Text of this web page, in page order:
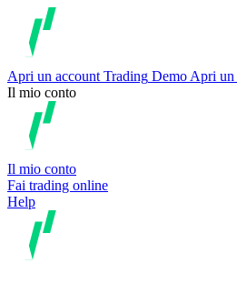
Apri un account Trading Demo Apri un
Il mio conto
Il mio conto
Fai trading online
Help